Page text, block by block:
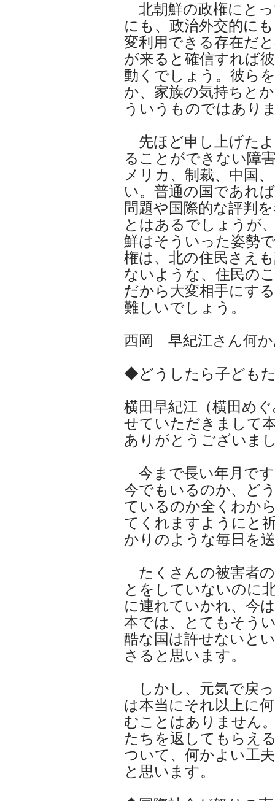
北朝鮮の政権にと
にも、政治外交的に
変利用できる存在だ
が来ると確信すれば
動くでしょう。彼ら
か、家族の気持ちと
ういうものではあり
先ほど申し上げた
ることができない障
メリカ、制裁、中国
い。普通の国であれ
問題や国際的な評判
とはあるでしょうが
鮮はそういった姿勢
権は、北の住民さえ
ないような、住民の
だから大変相手にす
難しいでしょう。
西岡 早紀江さん何
◆どうしたら子ども
横田早紀江（横田め
せていただきまして
ありがとうございま
今まで長い年月で
今でもいるのか、ど
ているのか全くわか
てくれますようにと
かりのような毎日を
たくさんの被害者
とをしていないのに
に連れていかれ、今
本では、とてもそう
酷な国は許せないと
さると思います。
しかし、元気で戻
は本当にそれ以上に
むことはありません
たちを返してもらえ
ついて、何かよい工
と思います。